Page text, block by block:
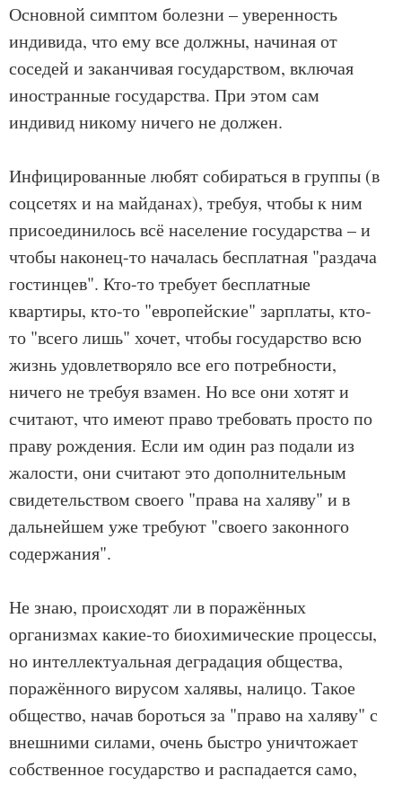
Основной симптом болезни – уверенность
индивида, что ему все должны, начиная от
соседей и заканчивая государством, включая
иностранные государства. При этом сам
индивид никому ничего не должен.
Инфицированные любят собираться в группы (в
соцсетях и на майданах), требуя, чтобы к ним
присоединилось всё население государства – и
чтобы наконец-то началась бесплатная "раздача
гостинцев". Кто-то требует бесплатные
квартиры, кто-то "европейские" зарплаты, кто-
то "всего лишь" хочет, чтобы государство всю
жизнь удовлетворяло все его потребности,
ничего не требуя взамен. Но все они хотят и
считают, что имеют право требовать просто по
праву рождения. Если им один раз подали из
жалости, они считают это дополнительным
свидетельством своего "права на халяву" и в
дальнейшем уже требуют "своего законного
содержания".
Не знаю, происходят ли в поражённых
организмах какие-то биохимические процессы,
но интеллектуальная деградация общества,
поражённого вирусом халявы, налицо. Такое
общество, начав бороться за "право на халяву" с
внешними силами, очень быстро уничтожает
собственное государство и распадается само,